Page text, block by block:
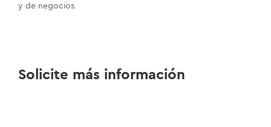
y de negocios.
Solicite más información